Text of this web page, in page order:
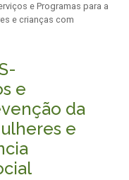
e Programas para a
e crianças com
e
da
e